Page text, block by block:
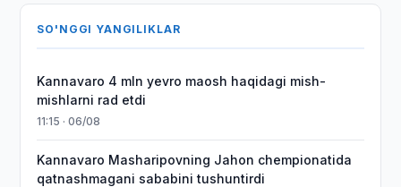
SO'NGGI YANGILIKLAR
Kannavaro 4 mln yevro maosh haqidagi mish-
mishlarni rad etdi
11:15 · 06/08
Kannavaro Masharipovning Jahon chempionatida
qatnashmagani sababini tushuntirdi